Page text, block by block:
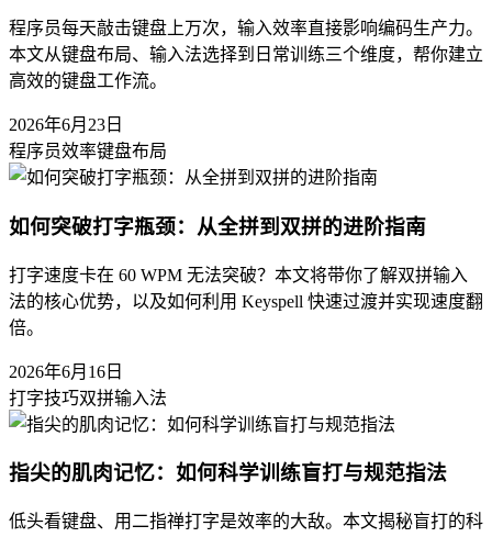
程序员每天敲击键盘上万次，输入效率直接影响编码生产力。
本文从键盘布局、输入法选择到日常训练三个维度，帮你建立
高效的键盘工作流。
2026年6月23日
程序员效率键盘布局
如何突破打字瓶颈：从全拼到双拼的进阶指南
打字速度卡在 60 WPM 无法突破？本文将带你了解双拼输入
法的核心优势，以及如何利用 Keyspell 快速过渡并实现速度翻
倍。
2026年6月16日
打字技巧双拼输入法
指尖的肌肉记忆：如何科学训练盲打与规范指法
低头看键盘、用二指禅打字是效率的大敌。本文揭秘盲打的科